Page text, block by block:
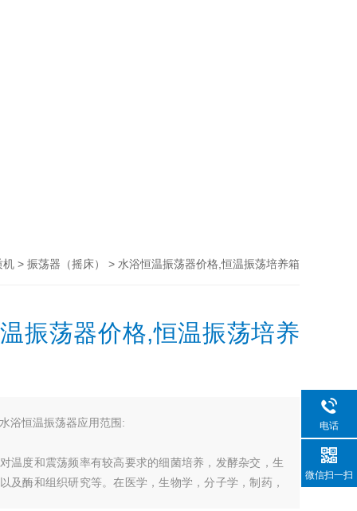
机 > 振荡器（摇床） > 水浴恒温振荡器价格,恒温振荡培养箱
振荡器价格,恒温振荡培养
水浴恒温振荡器应用范围:
温度和震荡频率有较高要求的细菌培养，发酵杂交，生
及酶和组织研究等。在医学，生物学，分子学，制药，
电话
微信扫一扫